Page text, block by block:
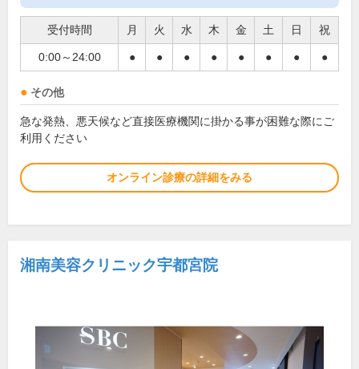
受付時間 月 火 水 木 金 土 日 祝
0:00～24:00 ● ● ● ● ● ● ● ●
その他
急な発熱、悪天候など直接医療機関に掛かる事が困難な際にご
利用ください
オンライン診療の詳細をみる
湘南美容クリニック宇都宮院